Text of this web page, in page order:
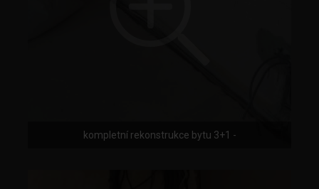
kompletní rekonstrukce bytu 3+1 -